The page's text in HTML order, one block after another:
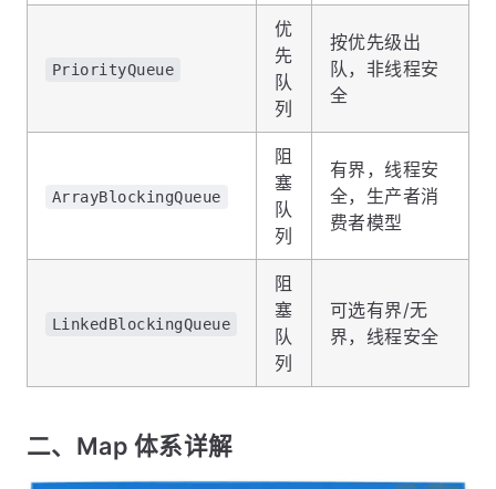
PriorityQueue
优
先
队
列
按优先级出
队，非线程安
全
ArrayBlockingQueue
阻
塞
队
列
有界，线程安
全，生产者消
费者模型
LinkedBlockingQueue
阻
塞
队
列
可选有界/无
界，线程安全
二、Map 体系详解